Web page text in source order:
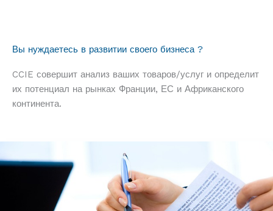
Вы нуждаетесь в развитии своего бизнеса ?
CCIE совершит анализ ваших товаров/услуг и определит
их потенциал на рынках Франции, ЕС и Африканского
континента.